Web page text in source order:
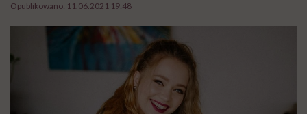
Opublikowano: 11.06.2021 19:48